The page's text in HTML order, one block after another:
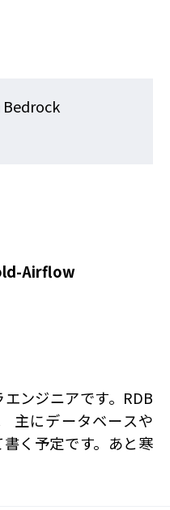
Airflow
ンジニアです。RDB
主にデータベースや
く予定です。あと寒